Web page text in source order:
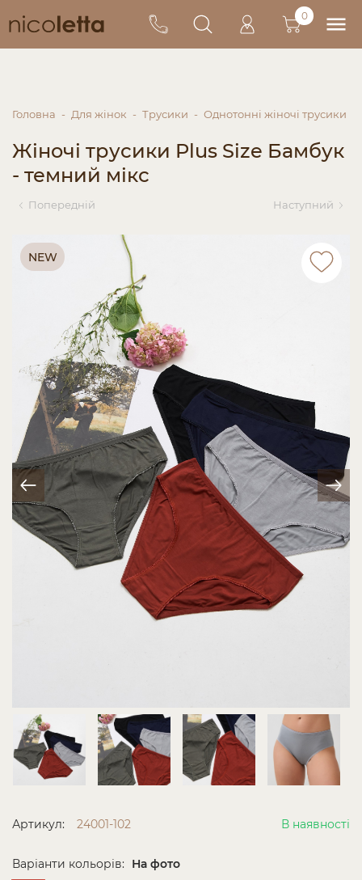
0
Головна Для жінок Трусики Однотонні жіночі трусики
Жіночі трусики Plus Size Бамбук
- темний мікс
Попередній Наступний
NEW
Артикул: 24001-102 В наявності
Варіанти кольорів: На фото